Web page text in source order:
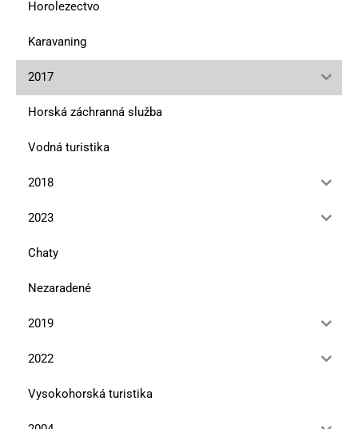
Horolezectvo
Karavaning
2017
Horská záchranná služba
Vodná turistika
2018
2023
Chaty
Nezaradené
2019
2022
Vysokohorská turistika